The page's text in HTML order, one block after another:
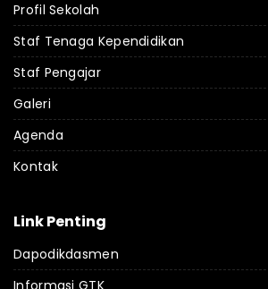
Profil Sekolah
Staf Tenaga Kependidikan
Staf Pengajar
Galeri
Agenda
Kontak
Link Penting
Dapodikdasmen
Informasi GTK